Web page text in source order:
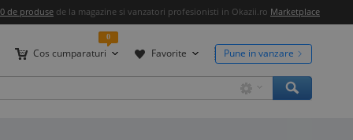
de produse de la magazine si vanzatori profesionisti in Okazii.ro Marketplace
Cos cumparaturi
0
Favorite Pune in vanzare